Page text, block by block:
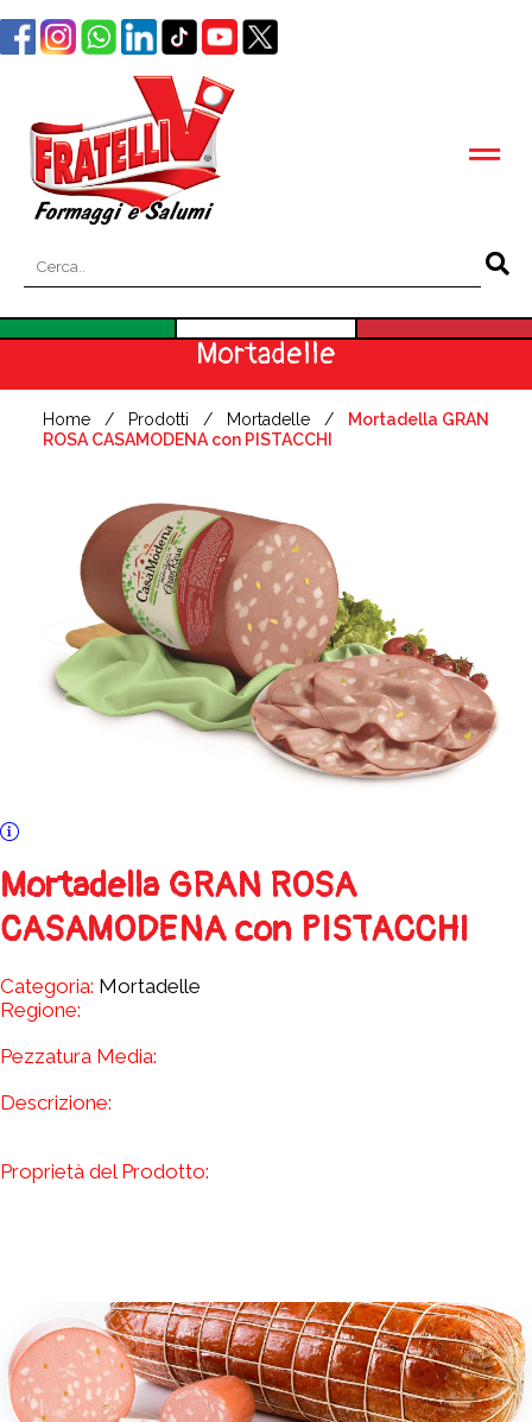
Mortadelle
Home Prodotti Mortadelle
Mortadella GRAN
ROSA CASAMODENA con PISTACCHI
Mortadella GRAN ROSA
CASAMODENA con PISTACCHI
Categoria: Mortadelle
Regione:
Pezzatura Media:
Descrizione:
Proprietà del Prodotto: